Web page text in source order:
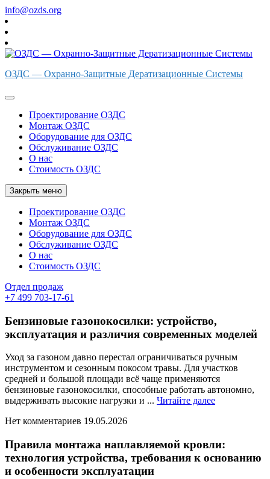
Перейти
к
содержимому
info@ozds.org
ОЗДС — Охранно-Защитные Дератизационные Системы
Проектирование ОЗДС
Монтаж ОЗДС
Оборудование для ОЗДС
Обслуживание ОЗДС
О нас
Стоимость ОЗДС
Закрыть меню
Проектирование ОЗДС
Монтаж ОЗДС
Оборудование для ОЗДС
Обслуживание ОЗДС
О нас
Стоимость ОЗДС
Отдел продаж
+7 499 703-17-61
Бензиновые газонокосилки: устройство,
эксплуатация и различия современных моделей
Уход за газоном давно перестал ограничиваться ручным
инструментом и сезонным покосом травы. Для участков
средней и большой площади всё чаще применяются
бензиновые газонокосилки, способные работать автономно,
выдерживать высокие нагрузки и ... Читайте далееЧитайте
Нет комментариев 19.05.2026
Правила монтажа наплавляемой кровли:
технология устройства, требования к основанию
и особенности эксплуатации